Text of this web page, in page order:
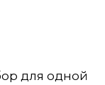
для одной